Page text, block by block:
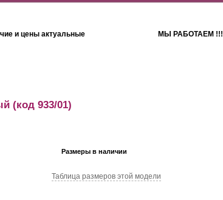
и цены актуальные МЫ РАБОТАЕМ !!!
(код 933/01)
Размеры в наличии
Таблица размеров этой модели